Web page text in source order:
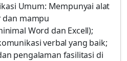
Umum: Mempunyai alat
mampu
Word dan Excell);
verbal yang baik;
pengalaman fasilitasi di